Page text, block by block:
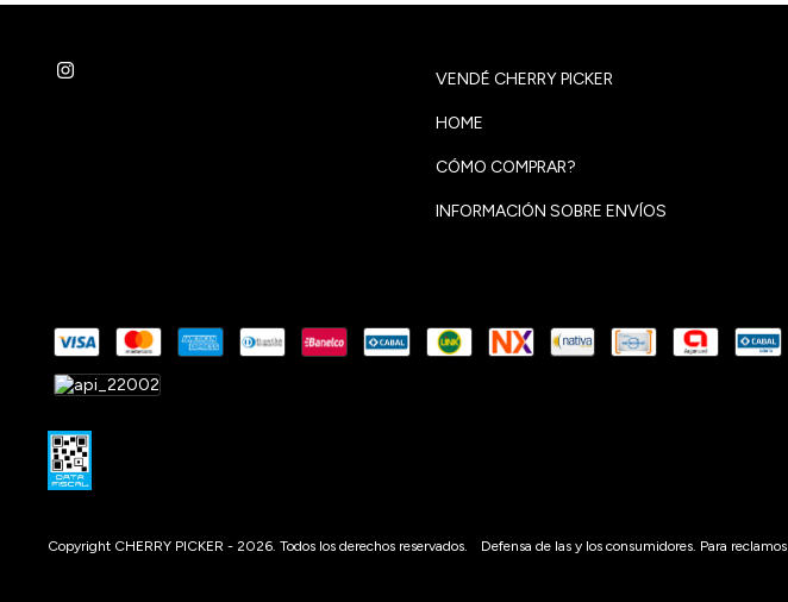
VENDÉ CHERRY PICKER
HOME
CÓMO COMPRAR?
INFORMACIÓN SOBRE ENVÍOS
Copyright CHERRY PICKER - 2026. Todos los derechos reservados. Defensa de las y los consumidores. Para reclamos